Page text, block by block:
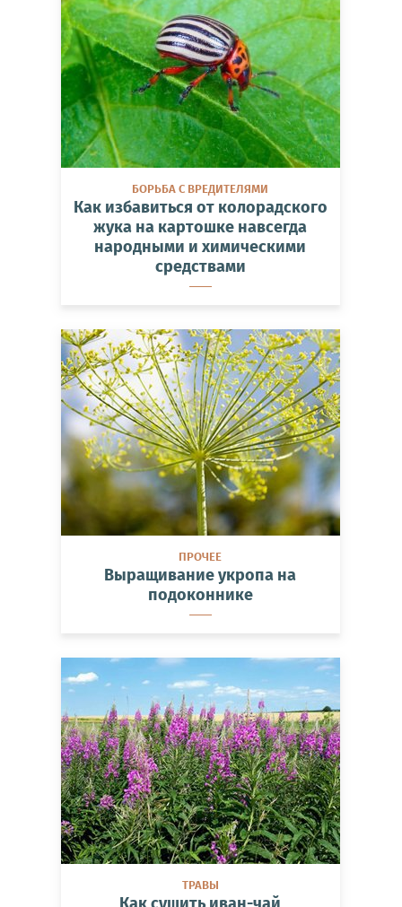
БОРЬБА С ВРЕДИТЕЛЯМИ
Как избавиться от колорадского
жука на картошке навсегда
народными и химическими
средствами
ПРОЧЕЕ
Выращивание укропа на
подоконнике
ТРАВЫ